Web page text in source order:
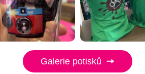
Galerie potisků